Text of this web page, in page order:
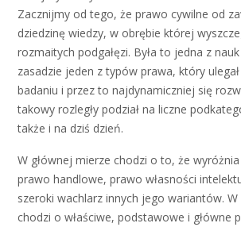
Zacznijmy od tego, że prawo cywilne od
dziedzinę wiedzy, w obrębie której
rozmaitych podgałęzi. Była to jedna z
zasadzie jeden z typów prawa, który
badaniu i przez to najdynamiczniej się
takowy rozległy podział na liczne
także i na dziś dzień.
W głównej mierze chodzi o to, że
prawo handlowe, prawo własności
szeroki wachlarz innych jego wariantów. W
chodzi o właściwe, podstawowe i główne